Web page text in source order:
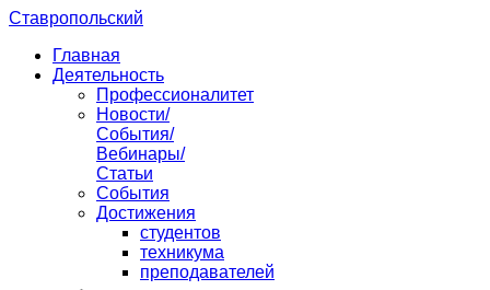
Ставропольский
Главная
Деятельность
Профессионалитет
Новости/
События/
Вебинары/
Статьи
События
Достижения
студентов
техникума
преподавателей